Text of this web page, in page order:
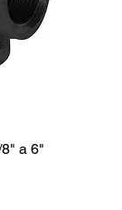
a 6"